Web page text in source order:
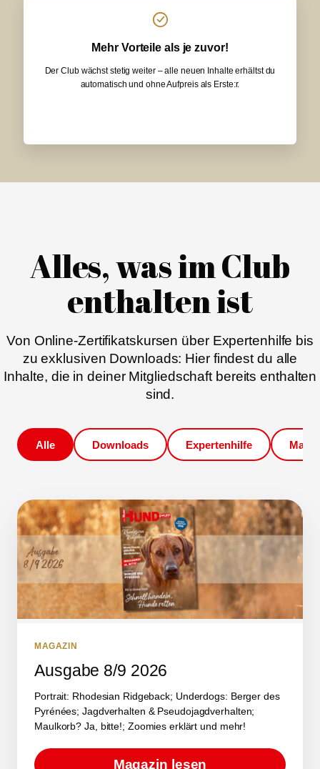
Mehr Vorteile als je zuvor!
Der Club wächst stetig weiter – alle neuen Inhalte erhältst du
automatisch und ohne Aufpreis als Erste:r.
Alles, was im Club
enthalten ist
Von Online-Zertifikatskursen über Expertenhilfe bis
zu exklusiven Downloads: Hier findest du alle
Inhalte, die in deiner Mitgliedschaft bereits enthalten
sind.
Alle Downloads Expertenhilfe
MAGAZIN
Ausgabe 8/9 2026
Portrait: Rhodesian Ridgeback; Underdogs: Berger des
Pyrénées; Jagdverhalten & Pseudojagdverhalten;
Maulkorb? Ja, bitte!; Zoomies erklärt und mehr!
Magazin lesen